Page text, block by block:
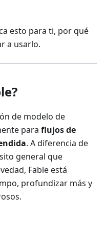
esto para ti, por qué
a usarlo.
de modelo de
para flujos de
. A diferencia de
general que
Fable está
profundizar más y